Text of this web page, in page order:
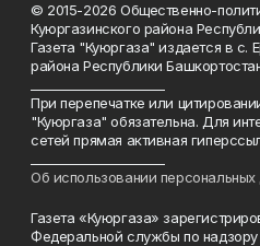
© 2015-2026 Общественно-
Куюргазинского района
Газета "Куюргаза" издается в с.
района Республики
При перепечатке или
"Куюргаза" обязательна. Для
сетей прямая активная
Об использовании персональных
Газета «Куюргаза»
Федеральной службы по